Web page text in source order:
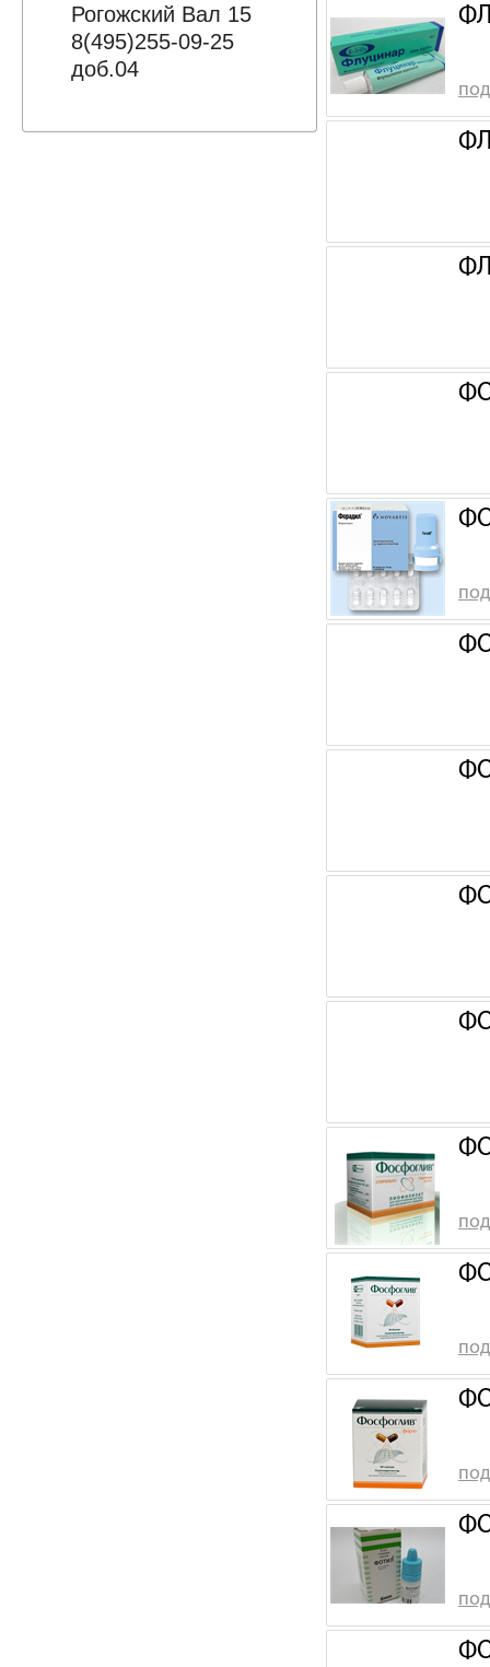
Рогожский Вал 15
8(495)255-09-25
доб.04